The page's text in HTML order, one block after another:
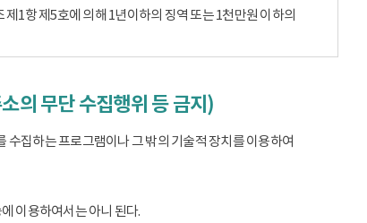
1항 제5호에 의해 1년이하의 징역 또는 1천만원 이하의
의 무단 수집행위 등 금지)
집하는 프로그램이나 그 밖의 기술적 장치를 이용하여
이용하여서는 아니 된다.